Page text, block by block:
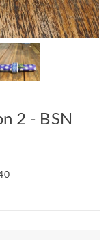
2 - BSN